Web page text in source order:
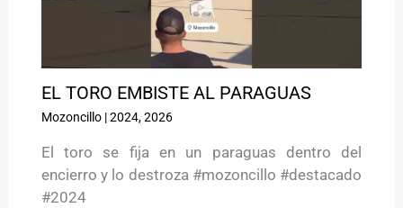
EL TORO EMBISTE AL PARAGUAS
Mozoncillo|2024,2026
El toro se fija en un paraguas dentro del
encierro y lo destroza #mozoncillo #destacado
#2024